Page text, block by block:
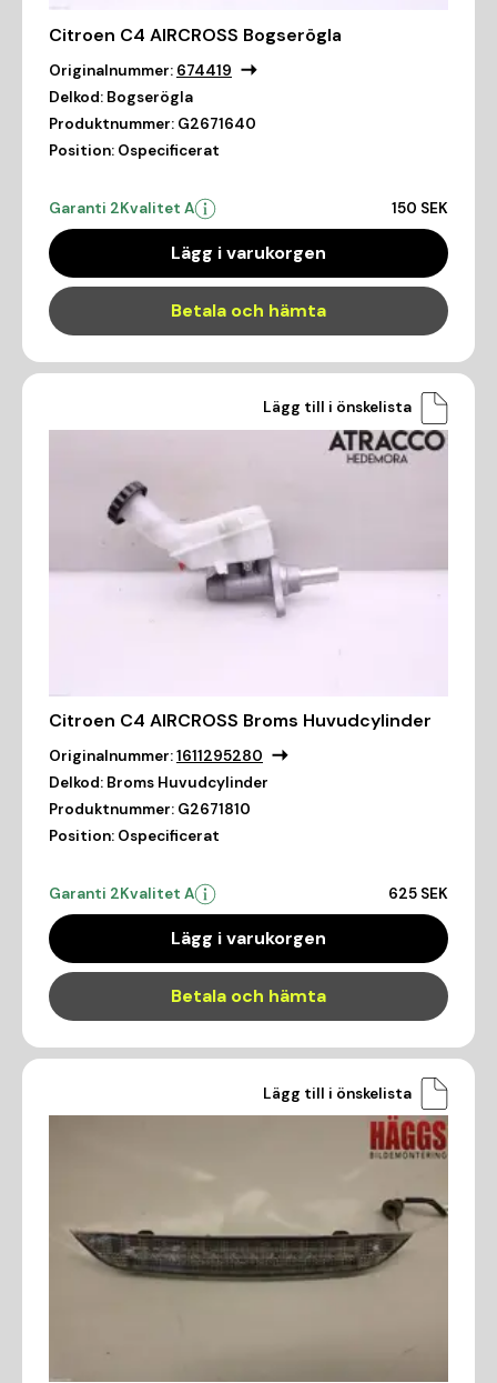
Citroen C4 AIRCROSS Bogserögla
Originalnummer: 674419
Delkod: Bogserögla
Produktnummer: G2671640
Position: Ospecificerat
Garanti 2Kvalitet A 150 SEK
Lägg i varukorgen
Betala och hämta
Lägg till i önskelista
Citroen C4 AIRCROSS Broms Huvudcylinder
Originalnummer:1611295280
Delkod: Broms Huvudcylinder
Produktnummer: G2671810
Position: Ospecificerat
Garanti 2Kvalitet A 625 SEK
Lägg i varukorgen
Betala och hämta
Lägg till i önskelista